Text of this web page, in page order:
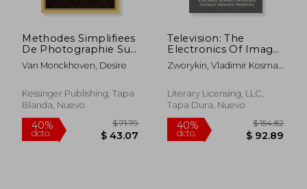
Methodes Simplifiees
De Photographie Sur
Papier (1857) (en
Francés)
Van Monckhoven, Desire
Kessinger Publishing, Tapa
Blanda, Nuevo
Television: The
Electronics Of Image
Transmission (en
Inglés)
Zworykin, Vladimir Kosma ;
Literary Licensing, LLC,
Tapa Dura, Nuevo